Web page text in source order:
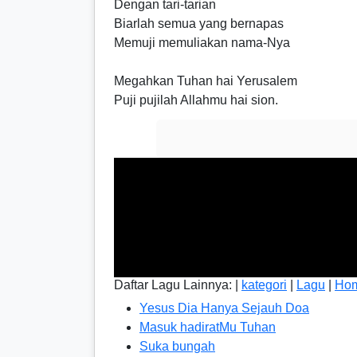
Dengan tari-tarian
Biarlah semua yang bernapas
Memuji memuliakan nama-Nya
Megahkan Tuhan hai Yerusalem
Puji pujilah Allahmu hai sion.
Daftar Lagu Lainnya: | kategori Lagu
Yesus Dia Hanya Sejauh Doa
Masuk hadiratMu Tuhan
Suka bungah